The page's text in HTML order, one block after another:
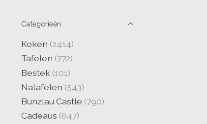
Categorieën
Koken (2414)
Tafelen (772)
Bestek (101)
Natafelen (543)
Bunzlau Castle (790)
Cadeaus (647)